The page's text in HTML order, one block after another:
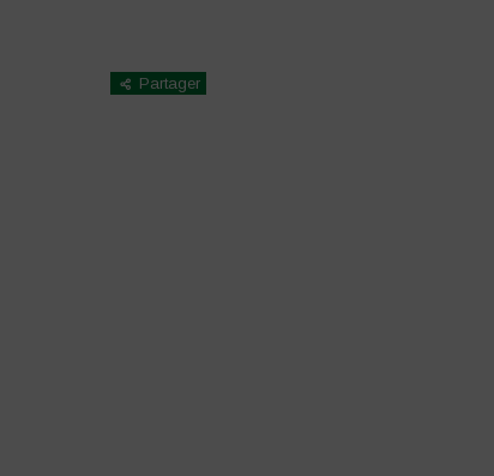
Partager